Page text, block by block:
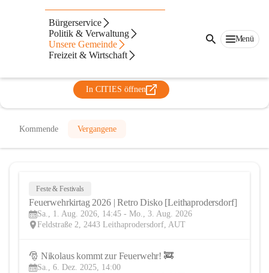
Bürgerservice
Politik & Verwaltung
Unsere Gemeinde
Freizeit & Wirtschaft
Menü
Freiwillige Feuerwehr
Leithaprodersdorf
@freiwillige-feuerwehr-leithaprodersdorf
In CITIES öffnen
Kommende Vergangene
AUG
Feste & Festivals
Feuerwehrkirtag 2026 | Retro Disko [Leithaprodersdorf]
Sa., 1. Aug. 2026, 14:45 - Mo., 3. Aug. 2026
Feldstraße 2, 2443 Leithaprodersdorf, AUT
🎅 Nikolaus kommt zur Feuerwehr! 🚒
Sa., 6. Dez. 2025, 14:00